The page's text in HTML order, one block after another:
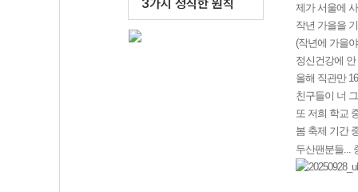
3가지 정직한 원칙
제가 서울에
작년 가을을
(작년에 가을
정신건강에
올해 직관만
친구들이 너
또 저희 학교
봄 축제 기간
두산팬분들...